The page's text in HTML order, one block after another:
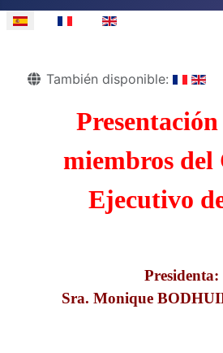
Seleccione su idioma
Detalles
También disponible:
miembros del
Ejecutivo
Presidenta:
Sra. Monique